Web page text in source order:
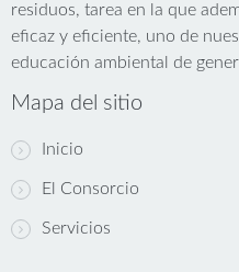
residuos, tarea en la que
eficaz y eficiente, uno de
educación ambiental de
Mapa del sitio
Inicio
El Consorcio
Servicios